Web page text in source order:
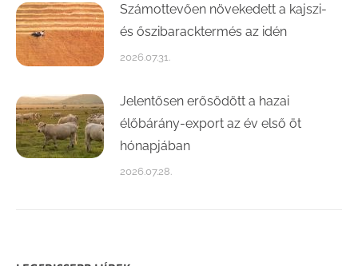
Számottevően növekedett a kajszi-
és őszibaracktermés az idén
2026.07.31.
Jelentősen erősödött a hazai
élőbárány-export az év első öt
hónapjában
2026.07.28.